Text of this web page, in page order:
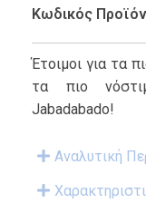
Κωδικός
Έτοιμοι για τα
τα πιο
Jabadabado!
Αναλυτική